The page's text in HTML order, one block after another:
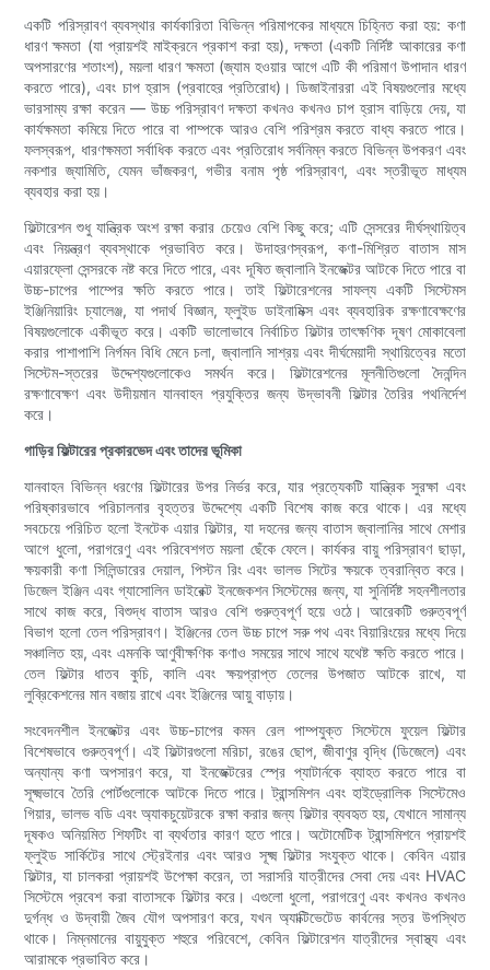
একটি পরিস্রাবণ ব্যবস্থার কার্যকারিতা বিভিন্ন পরিমাপকের মাধ্যমে চিহ্নিত করা হয়: কণা
ধারণ ক্ষমতা (যা প্রায়শই মাইক্রনে প্রকাশ করা হয়), দক্ষতা (একটি নির্দিষ্ট আকারের কণা
অপসারণের শতাংশ), ময়লা ধারণ ক্ষমতা (জ্যাম হওয়ার আগে এটি কী পরিমাণ উপাদান ধারণ
করতে পারে), এবং চাপ হ্রাস (প্রবাহের প্রতিরোধ)। ডিজাইনাররা এই বিষয়গুলোর মধ্যে
ভারসাম্য রক্ষা করেন — উচ্চ পরিস্রাবণ দক্ষতা কখনও কখনও চাপ হ্রাস বাড়িয়ে দেয়, যা
কার্যক্ষমতা কমিয়ে দিতে পারে বা পাম্পকে আরও বেশি পরিশ্রম করতে বাধ্য করতে পারে।
ফলস্বরূপ, ধারণক্ষমতা সর্বাধিক করতে এবং প্রতিরোধ সর্বনিম্ন করতে বিভিন্ন উপকরণ এবং
নকশার জ্যামিতি, যেমন ভাঁজকরণ, গভীর বনাম পৃষ্ঠ পরিস্রাবণ, এবং স্তরীভূত মাধ্যম
ব্যবহার করা হয়।
ফিল্টারেশন শুধু যান্ত্রিক অংশ রক্ষা করার চেয়েও বেশি কিছু করে; এটি সেন্সরের দীর্ঘস্থায়িত্ব
এবং নিয়ন্ত্রণ ব্যবস্থাকে প্রভাবিত করে। উদাহরণস্বরূপ, কণা-মিশ্রিত বাতাস মাস
এয়ারফ্লো সেন্সরকে নষ্ট করে দিতে পারে, এবং দূষিত জ্বালানি ইনজেক্টর আটকে দিতে পারে বা
উচ্চ-চাপের পাম্পের ক্ষতি করতে পারে। তাই ফিল্টারেশনের সাফল্য একটি সিস্টেমস
ইঞ্জিনিয়ারিং চ্যালেঞ্জ, যা পদার্থ বিজ্ঞান, ফ্লুইড ডাইনামিক্স এবং ব্যবহারিক রক্ষণাবেক্ষণের
বিষয়গুলোকে একীভূত করে। একটি ভালোভাবে নির্বাচিত ফিল্টার তাৎক্ষণিক দূষণ মোকাবেলা
করার পাশাপাশি নির্গমন বিধি মেনে চলা, জ্বালানি সাশ্রয় এবং দীর্ঘমেয়াদী স্থায়িত্বের মতো
সিস্টেম-স্তরের উদ্দেশ্যগুলোকেও সমর্থন করে। ফিল্টারেশনের মূলনীতিগুলো দৈনন্দিন
রক্ষণাবেক্ষণ এবং উদীয়মান যানবাহন প্রযুক্তির জন্য উদ্ভাবনী ফিল্টার তৈরির পথনির্দেশ
করে।
গাড়ির ফিল্টারের প্রকারভেদ এবং তাদের ভূমিকা
যানবাহন বিভিন্ন ধরণের ফিল্টারের উপর নির্ভর করে, যার প্রত্যেকটি যান্ত্রিক সুরক্ষা এবং
পরিষ্কারভাবে পরিচালনার বৃহত্তর উদ্দেশ্যে একটি বিশেষ কাজ করে থাকে। এর মধ্যে
সবচেয়ে পরিচিত হলো ইনটেক এয়ার ফিল্টার, যা দহনের জন্য বাতাস জ্বালানির সাথে মেশার
আগে ধুলো, পরাগরেণু এবং পরিবেশগত ময়লা ছেঁকে ফেলে। কার্যকর বায়ু পরিস্রাবণ ছাড়া,
ক্ষয়কারী কণা সিলিন্ডারের দেয়াল, পিস্টন রিং এবং ভালভ সিটের ক্ষয়কে ত্বরান্বিত করে।
ডিজেল ইঞ্জিন এবং গ্যাসোলিন ডাইরেক্ট ইনজেকশন সিস্টেমের জন্য, যা সুনির্দিষ্ট সহনশীলতার
সাথে কাজ করে, বিশুদ্ধ বাতাস আরও বেশি গুরুত্বপূর্ণ হয়ে ওঠে। আরেকটি গুরুত্বপূর্ণ
বিভাগ হলো তেল পরিস্রাবণ। ইঞ্জিনের তেল উচ্চ চাপে সরু পথ এবং বিয়ারিংয়ের মধ্যে দিয়ে
সঞ্চালিত হয়, এবং এমনকি আণুবীক্ষণিক কণাও সময়ের সাথে সাথে যথেষ্ট ক্ষতি করতে পারে।
তেল ফিল্টার ধাতব কুচি, কালি এবং ক্ষয়প্রাপ্ত তেলের উপজাত আটকে রাখে, যা
লুব্রিকেশনের মান বজায় রাখে এবং ইঞ্জিনের আয়ু বাড়ায়।
সংবেদনশীল ইনজেক্টর এবং উচ্চ-চাপের কমন রেল পাম্পযুক্ত সিস্টেমে ফুয়েল ফিল্টার
বিশেষভাবে গুরুত্বপূর্ণ। এই ফিল্টারগুলো মরিচা, রঙের ছোপ, জীবাণুর বৃদ্ধি (ডিজেলে) এবং
অন্যান্য কণা অপসারণ করে, যা ইনজেক্টরের স্প্রে প্যাটার্নকে ব্যাহত করতে পারে বা
সূক্ষ্মভাবে তৈরি পোর্টগুলোকে আটকে দিতে পারে। ট্রান্সমিশন এবং হাইড্রোলিক সিস্টেমেও
গিয়ার, ভালভ বডি এবং অ্যাকচুয়েটরকে রক্ষা করার জন্য ফিল্টার ব্যবহৃত হয়, যেখানে সামান্য
দূষকও অনিয়মিত শিফটিং বা ব্যর্থতার কারণ হতে পারে। অটোমেটিক ট্রান্সমিশনে প্রায়শই
ফ্লুইড সার্কিটের সাথে স্ট্রেইনার এবং আরও সূক্ষ্ম ফিল্টার সংযুক্ত থাকে। কেবিন এয়ার
ফিল্টার, যা চালকরা প্রায়শই উপেক্ষা করেন, তা সরাসরি যাত্রীদের সেবা দেয় এবং HVAC
সিস্টেমে প্রবেশ করা বাতাসকে ফিল্টার করে। এগুলো ধুলো, পরাগরেণু এবং কখনও কখনও
দুর্গন্ধ ও উদ্বায়ী জৈব যৌগ অপসারণ করে, যখন অ্যাক্টিভেটেড কার্বনের স্তর উপস্থিত
থাকে। নিম্নমানের বায়ুযুক্ত শহুরে পরিবেশে, কেবিন ফিল্টারেশন যাত্রীদের স্বাস্থ্য এবং
আরামকে প্রভাবিত করে।